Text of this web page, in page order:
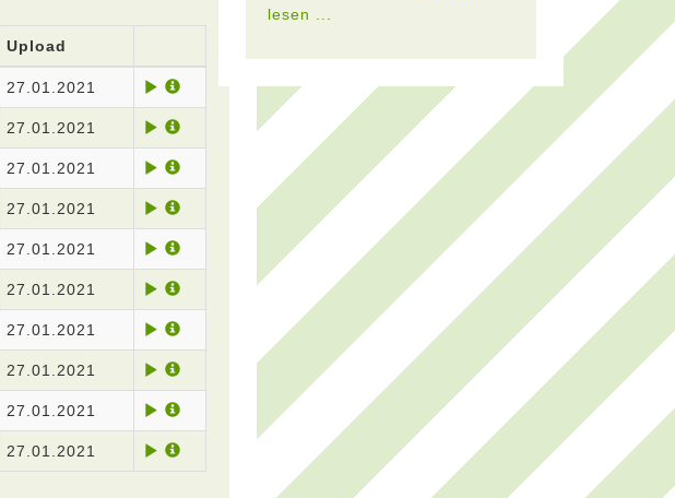
Upload
27.01.2021
27.01.2021
27.01.2021
27.01.2021
27.01.2021
27.01.2021
27.01.2021
27.01.2021
27.01.2021
27.01.2021
lesen ...